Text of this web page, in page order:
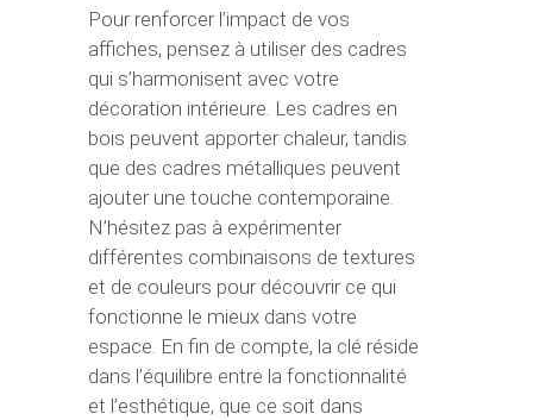
Pour renforcer l’impact de vos
affiches, pensez à utiliser des cadres
qui s’harmonisent avec votre
décoration intérieure. Les cadres en
bois peuvent apporter chaleur, tandis
que des cadres métalliques peuvent
ajouter une touche contemporaine.
N’hésitez pas à expérimenter
différentes combinaisons de textures
et de couleurs pour découvrir ce qui
fonctionne le mieux dans votre
espace. En fin de compte, la clé réside
dans l’équilibre entre la fonctionnalité
et l’esthétique, que ce soit dans